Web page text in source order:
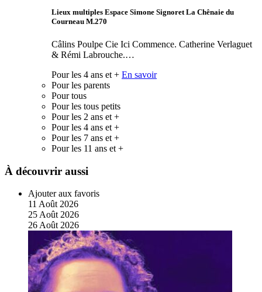
Lieux multiples Espace Simone Signoret La Chênaie du
Courneau M.270
Câlins Poulpe Cie Ici Commence. Catherine Verlaguet
& Rémi Labrouche.…
Pour les 4 ans et + En savoir
Pour les parents
Pour tous
Pour les tous petits
Pour les 2 ans et +
Pour les 4 ans et +
Pour les 7 ans et +
Pour les 11 ans et +
À découvrir aussi
Ajouter aux favoris
11 Août 2026
25 Août 2026
26 Août 2026